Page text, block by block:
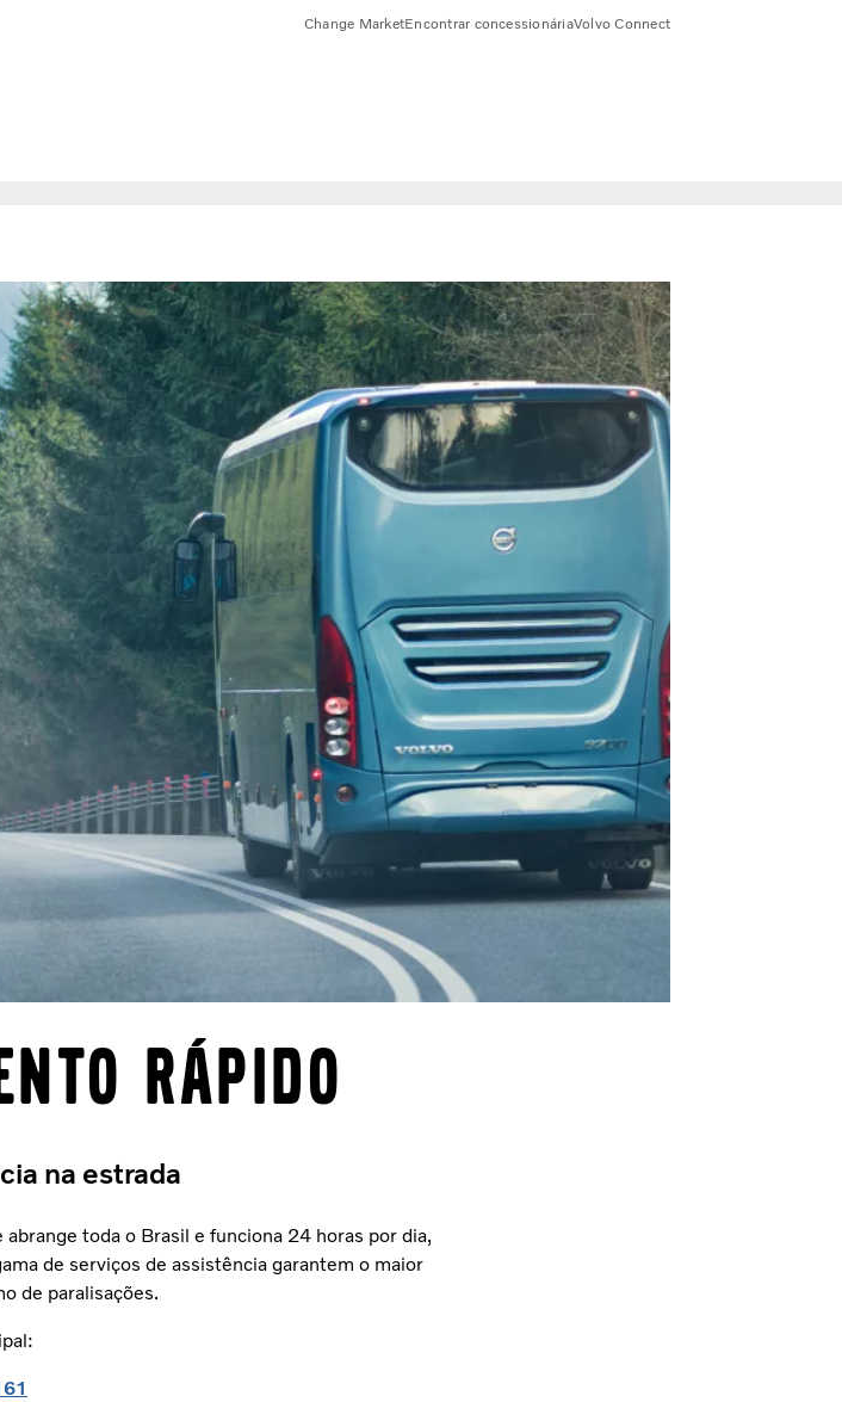
Change MarketEncontrar concessionáriaVolvo Connect
Rápido
na estrada
toda o Brasil e funciona 24 horas por dia,
de serviços de assistência garantem o maior
de paralisações.